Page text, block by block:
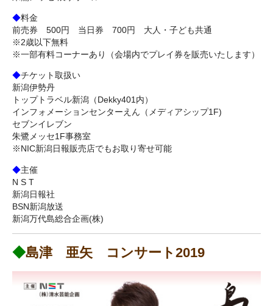
◆料金
前売券 500円 当日券 700円 大人・子ども共通
※2歳以下無料
※一部有料コーナーあり（会場内でプレイ券を販売いたします）
◆チケット取扱い
新潟伊勢丹
トップトラベル新潟（Dekky401内）
インフォメーションセンターえん（メディアシップ1F)
セブンイレブン
朱鷺メッセ1F事務室
※NIC新潟日報販売店でもお取り寄せ可能
◆主催
N S T
新潟日報社
BSN新潟放送
新潟万代島総合企画(株)
◆島津 亜矢 コンサート2019